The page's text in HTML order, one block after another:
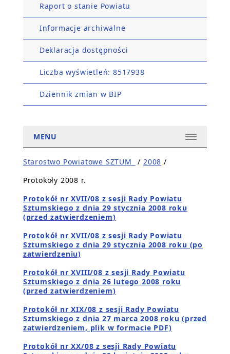
Raport o stanie Powiatu
Informacje archiwalne
Deklaracja dostępności
Liczba wyświetleń: 8517938
Dziennik zmian w BIP
MENU
Starostwo Powiatowe SZTUM_ /2008 /
Protokoły 2008 r.
Protokół nr XVII/08 z sesji Rady Powiatu
Sztumskiego z dnia 29 stycznia 2008 roku
(przed zatwierdzeniem)
Protokół nr XVII/08 z sesji Rady Powiatu
Sztumskiego z dnia 29 stycznia 2008 roku (po
zatwierdzeniu)
Protokół nr XVIII/08 z sesji Rady Powiatu
Sztumskiego z dnia 26 lutego 2008 roku
(przed zatwierdzeniem)
Protokół nr XIX/08 z sesji Rady Powiatu
Sztumskiego z dnia 27 marca 2008 roku (przed
zatwierdzeniem, plik w formacie PDF)
Protokół nr XX/08 z sesji Rady Powiatu